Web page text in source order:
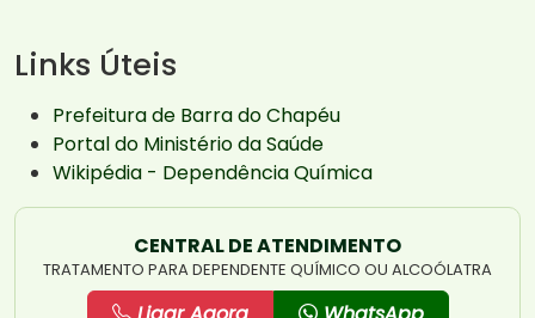
Links Úteis
Prefeitura de Barra do Chapéu
Portal do Ministério da Saúde
Wikipédia - Dependência Química
CENTRAL DE ATENDIMENTO
TRATAMENTO PARA DEPENDENTE QUÍMICO OU ALCOÓLATRA